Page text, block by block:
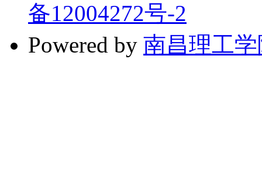
备12004272号-2
Powered by 南昌理工